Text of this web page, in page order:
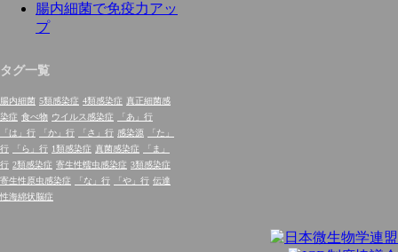
腸内細菌で免疫力アッ
プ
タグ一覧
腸内細菌 5類感染症 4類感染症 真正細菌感
染症 食べ物 ウイルス感染症
「あ」行
「は」行
「か」行 「さ」行 感染源
「た」
行
「ら」行 1類感染症 真菌感染症
「ま」
行 2類感染症 寄生性蠕虫感染症 3類感染症
寄生性原虫感染症
「な」行 「や」行 伝達
性海綿状脳症